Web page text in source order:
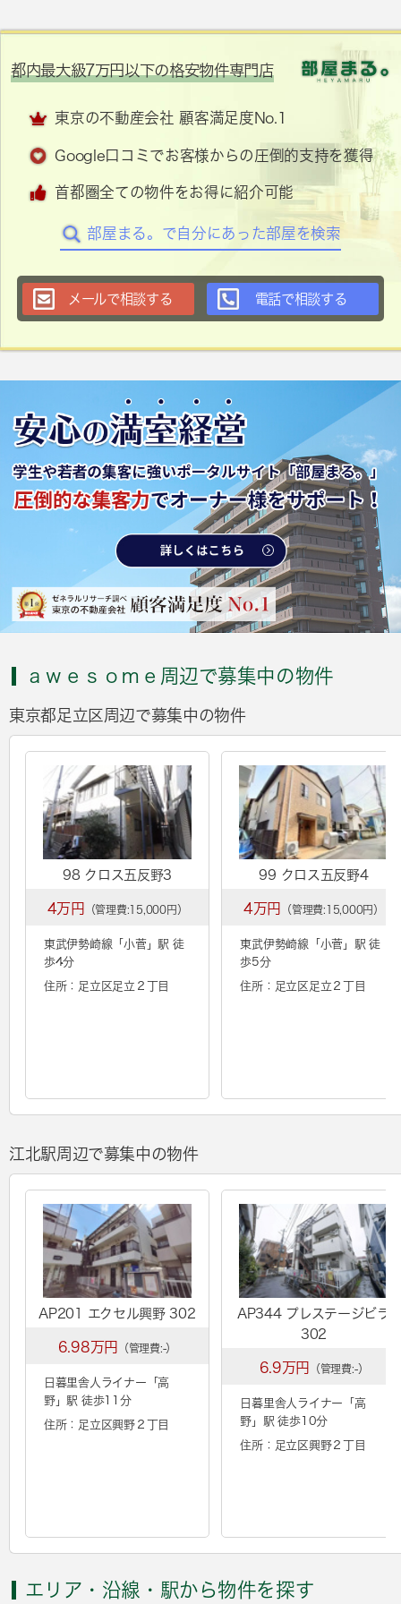
都内最大級7万円以下の格安物件専門店
東京の不動産会社 顧客満足度No.1
Google口コミでお客様からの圧倒的支持を獲得
首都圏全ての物件をお得に紹介可能
部屋まる。で自分にあった部屋を検索
メールで相談する 電話で相談する
ａｗｅｓｏｍｅ周辺で募集中の物件
東京都足立区周辺で募集中の物件
98 クロス五反野3
4万円 （管理費:15,000円）
東武伊勢崎線「小菅 」駅 徒
歩4分
住所：足立区足立２丁目
99 クロス五反野4
4万円 （管理費:15,000円）
東武伊勢崎線「 小菅 」駅 徒
歩5分
住所：足立区足立２丁目
江北駅周辺で募集中の物件
AP201 エクセル興野 302
6.98万円 （管理費:-）
日暮里舎人ライナー「 高
野」駅 徒歩11分
住所：足立区興野２丁目
AP344 プレステージビラ
302
6.9万円 （管理費:-）
日暮里舎人ライナー「 高
野 」駅 徒歩10分
住所：足立区興野２丁目
エリア・沿線・駅から物件を探す